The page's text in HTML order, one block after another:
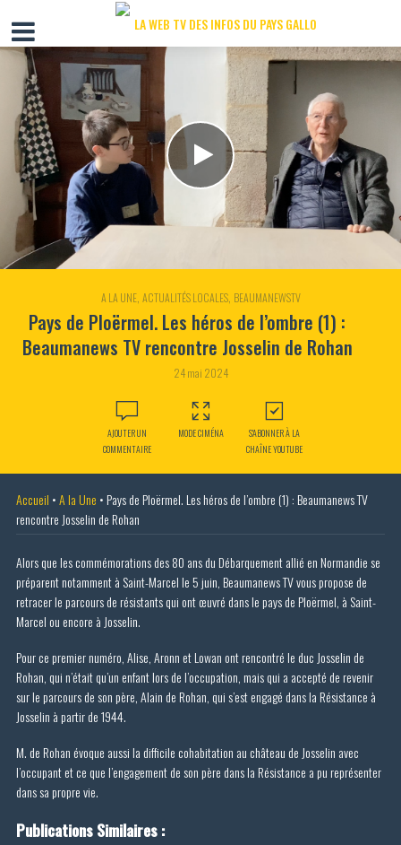
A LA UNE, ACTUALITÉS LOCALES, BEAUMANEWSTV
Pays de Ploërmel. Les héros de l’ombre (1) :
Beaumanews TV rencontre Josselin de Rohan
24 mai 2024
AJOUTER UN
COMMENTAIRE
MODE CIMÉNA
S'ABONNER À LA
CHAÎNE YOUTUBE
Accueil •A la Une • Pays de Ploërmel. Les héros de l’ombre (1) : Beaumanews TV
rencontre Josselin de Rohan
Alors que les commémorations des 80 ans du Débarquement allié en Normandie se
préparent notamment à Saint-Marcel le 5 juin, Beaumanews TV vous propose de
retracer le parcours de résistants qui ont œuvré dans le pays de Ploërmel, à Saint-
Marcel ou encore à Josselin.
Pour ce premier numéro, Alise, Aronn et Lowan ont rencontré le duc Josselin de
Rohan, qui n’était qu’un enfant lors de l’occupation, mais qui a accepté de revenir
sur le parcours de son père, Alain de Rohan, qui s’est engagé dans la Résistance à
Josselin à partir de 1944.
M. de Rohan évoque aussi la difficile cohabitation au château de Josselin avec
l’occupant et ce que l’engagement de son père dans la Résistance a pu représenter
dans sa propre vie.
Publications Similaires :